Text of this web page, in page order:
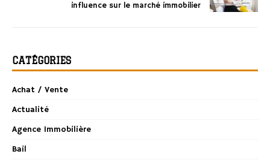
influence sur le marché immobilier
CATÉGORIES
Achat / Vente
Actualité
Agence Immobilière
Bail